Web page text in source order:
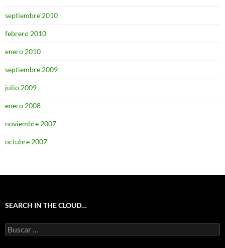
septiembre 2010
febrero 2010
enero 2010
septiembre 2009
julio 2009
enero 2008
noviembre 2007
octubre 2007
SEARCH IN THE CLOUD…
Buscar: